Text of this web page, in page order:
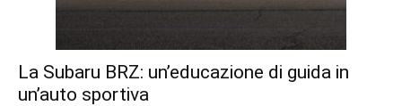
La Subaru BRZ: un’educazione di guida in
un’auto sportiva